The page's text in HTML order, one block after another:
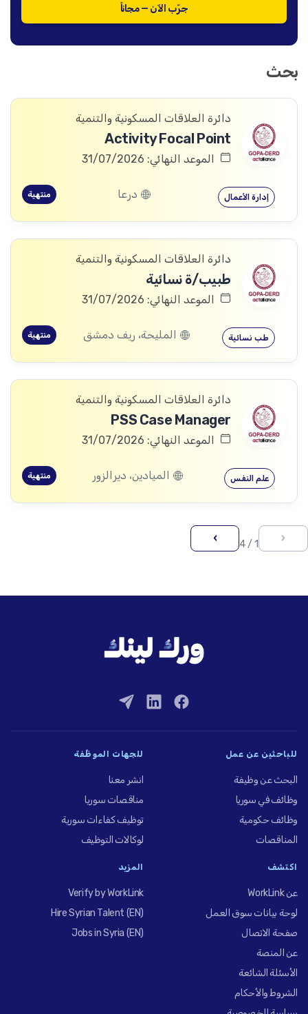
جرّب الآن — مجاناً
بحث
دائرة العلاقات المسكونية والتنمية
Activity Focal Point
الموعد النهائي: 31/07/2026
إدارة الأعمال درعا منتهية
دائرة العلاقات المسكونية والتنمية
طبيب/ة نسائية
الموعد النهائي: 31/07/2026
طب نسائية المليحة، ريف دمشق منتهية
دائرة العلاقات المسكونية والتنمية
PSS Case Manager
الموعد النهائي: 31/07/2026
علم النفس الميادين، ديرالزور منتهية
‹
1 / 4
›
للباحثين عن عمل
البحث عن وظيفة
وظائف في سوريا
وظائف حكومية
المناقصات
للجهات الموظِّفة
انشر معنا
مناقصات سوريا
توظيف كفاءات سورية
لوكالات التوظيف
اكتشف
عن WorkLink
لوحة بيانات سوق العمل
صفحة الاتصال
عن المنصة
الأسئلة الشائعة
الشروط والأحكام
المزيد
Verify by WorkLink
Hire Syrian Talent (EN)
Jobs in Syria (EN)